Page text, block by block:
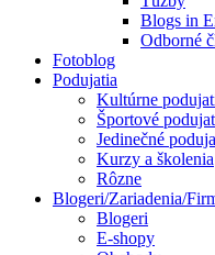
Blogs in
Odborné
Fotoblog
Podujatia
Kultúrne
Športové
Jedinečné
Kurzy a školenia
Rôzne
Blogeri/Zariadenia/
Blogeri
E-shopy